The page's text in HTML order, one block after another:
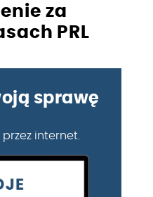
za
PRL
sprawę
przez internet.